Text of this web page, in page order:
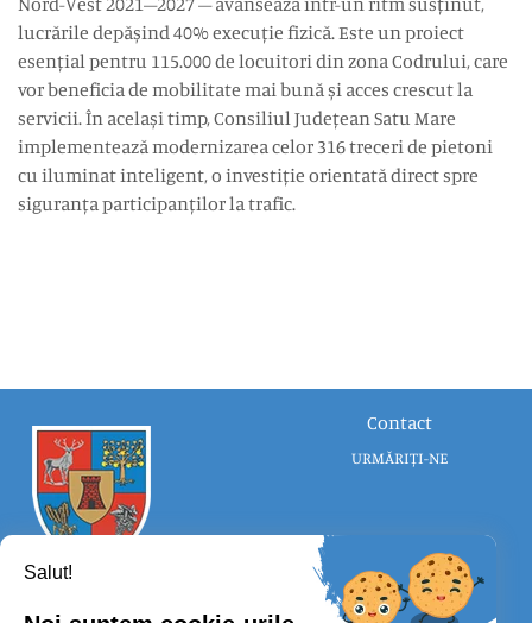
lucrările depășind 40% execuție fizică. Este un proiect
esențial pentru 115.000 de locuitori din zona Codrului, care
vor beneficia de mobilitate mai bună și acces crescut la
servicii. În același timp, Consiliul Județean Satu Mare
implementează modernizarea celor 316 treceri de pietoni
cu iluminat inteligent, o investiție orientată direct spre
siguranța participanților la trafic.
Contact
URMĂRIȚI-NE
Salut!